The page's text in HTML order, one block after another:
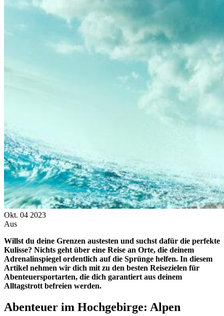
Okt. 04 2023
Aus
Willst du deine Grenzen austesten und suchst dafür die perfekte
Kulisse? Nichts geht über eine Reise an Orte, die deinem
Adrenalinspiegel ordentlich auf die Sprünge helfen. In diesem
Artikel nehmen wir dich mit zu den besten Reisezielen für
Abenteuersportarten, die dich garantiert aus deinem
Alltagstrott befreien werden.
Abenteuer im Hochgebirge: Alpen